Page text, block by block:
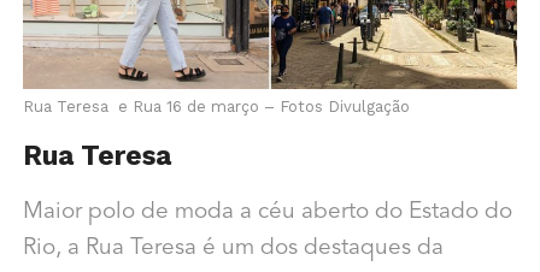
Rua Teresa e Rua 16 de março – Fotos Divulgação
Rua Teresa
Maior polo de moda a céu aberto do Estado do
Rio, a Rua Teresa é um dos destaques da